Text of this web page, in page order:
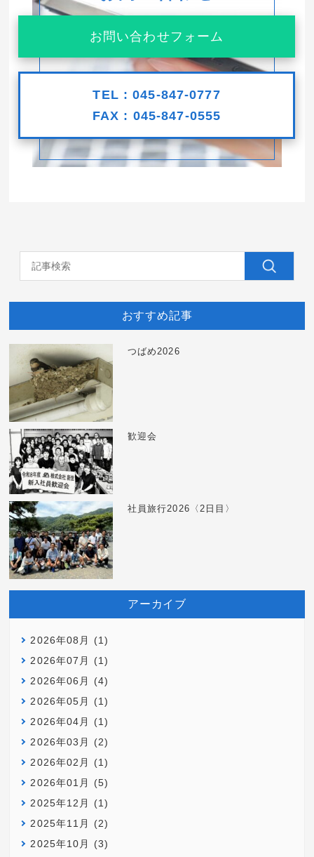
お問い合わせフォーム
TEL : 045-847-0777
FAX : 045-847-0555
おすすめ記事
つばめ2026
歓迎会
社員旅行2026〈2日目〉
アーカイブ
2026年08月 (1)
2026年07月 (1)
2026年06月 (4)
2026年05月 (1)
2026年04月 (1)
2026年03月 (2)
2026年02月 (1)
2026年01月 (5)
2025年12月 (1)
2025年11月 (2)
2025年10月 (3)